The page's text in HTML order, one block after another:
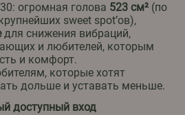
огромная голова 523 см² (по
sweet spot’ов),
для снижения вибраций,
и любителей, которым
и комфорт.
которые хотят
дольше и уставать меньше.
доступный вход